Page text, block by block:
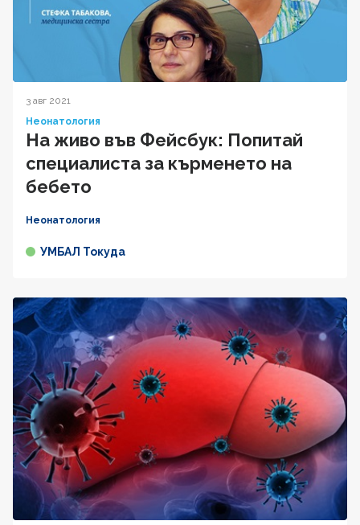
3 авг 2021
Неонатология
На живо във Фейсбук: Попитай
специалиста за кърменето на
бебето
Неонатология
УМБАЛ Токуда